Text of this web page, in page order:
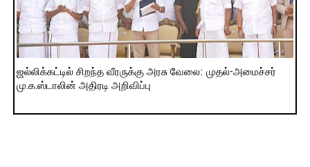
ஜல்லிக்கட்டில் சிறந்த வீரருக்கு அரசு வேலை: முதல்-அமைச்சர்
மு.க.ஸ்டாலின் அதிரடி அறிவிப்பு